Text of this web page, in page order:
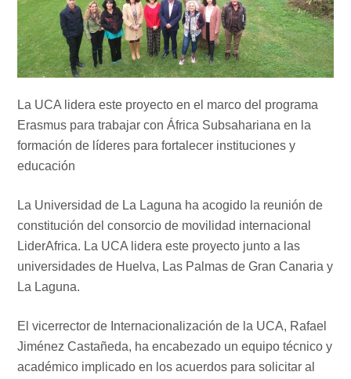
La UCA lidera este proyecto en el marco del programa
Erasmus para trabajar con África Subsahariana en la
formación de líderes para fortalecer instituciones y
educación
La Universidad de La Laguna ha acogido la reunión de
constitución del consorcio de movilidad internacional
LiderAfrica. La UCA lidera este proyecto junto a las
universidades de Huelva, Las Palmas de Gran Canaria y
La Laguna.
El vicerrector de Internacionalización de la UCA, Rafael
Jiménez Castañeda, ha encabezado un equipo técnico y
académico implicado en los acuerdos para solicitar al